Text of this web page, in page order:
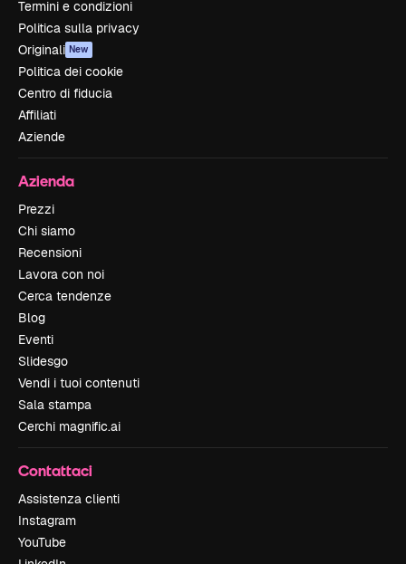
Termini e condizioni
Politica sulla privacy
Originali New
Politica dei cookie
Centro di fiducia
Affiliati
Aziende
Azienda
Prezzi
Chi siamo
Recensioni
Lavora con noi
Cerca tendenze
Blog
Eventi
Slidesgo
Vendi i tuoi contenuti
Sala stampa
Cerchi magnific.ai
Contattaci
Assistenza clienti
Instagram
YouTube